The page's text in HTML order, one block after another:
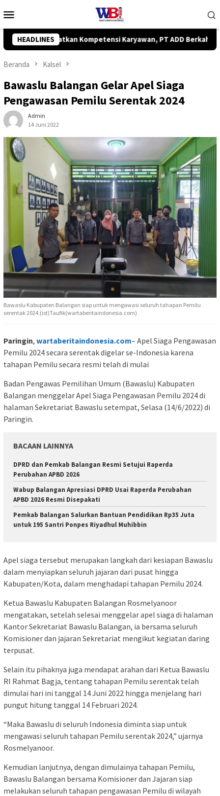
ke
Mobile
HEADLINES
ADD Berkah Group Gelar Pelatihan Basic Cleaning Service
Beranda Kalsel
Bawaslu Balangan Gelar Apel Siaga
Pengawasan Pemilu Serentak 2024
Admin
14 Juni 2022
Bawaslu Kabupaten Balangan siap untuk mengawasi seluruh tahapan Pemilu
serentak 2024.(ist)Taufik(wartaberitaindonesia.com)
Paringin, wartaberitaindonesia.com– Apel Siaga Pengawasan
Pemilu 2024 secara serentak digelar se-Indonesia karena
tahapan Pemilu secara resmi telah di mulai
Badan Pengawas Pemilihan Umum (Bawaslu) Kabupaten
Balangan menggelar Apel Siaga Pengawasan Pemilu 2024 di
halaman Sekretariat Bawaslu setempat, Selasa (14/6/2022) di
Paringin.
BACAAN LAINNYA
DPRD dan Pemkab Balangan Resmi Setujui Raperda
Perubahan APBD 2026
Wabup Balangan Apresiasi DPRD Usai Raperda Perubahan
APBD 2026 Resmi Disepakati
Pemkab Balangan Salurkan Bantuan Pendidikan Rp35 Juta
untuk 195 Santri Ponpes Riyadhul Muhibbin
Apel siaga tersebut merupakan langkah dari kesiapan Bawaslu
dalam menyiapkan seluruh jajaran dari pusat hingga
Kabupaten/Kota, dalam menghadapi tahapan Pemilu 2024.
Ketua Bawaslu Kabupaten Balangan Rosmelyanoor
mengatakan, setelah selesai menggelar apel siaga di halaman
Kantor Sekretariat Bawaslu Balangan, ia bersama seluruh
Komisioner dan jajaran Sekretariat mengikut kegiatan daring
terpusat.
Selain itu pihaknya juga mendapat arahan dari Ketua Bawaslu
RI Rahmat Bagja, tentang tahapan Pemilu serentak telah
dimulai hari ini tanggal 14 Juni 2022 hingga menjelang hari
pungut hitung tanggal 14 Februari 2024.
“Maka Bawaslu di seluruh Indonesia diminta siap untuk
mengawasi seluruh tahapan Pemilu serentak 2024,” ujarnya
Rosmelyanoor.
Kemudian lanjutnya, dengan dimulainya tahapan Pemilu,
Bawaslu Balangan bersama Komisioner dan Jajaran siap
melakukan seluruh tahapan pengawasan Pemilu di wilayah